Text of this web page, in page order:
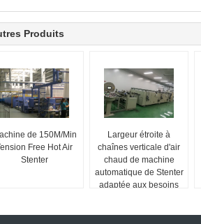
Produits
de 150M/Min
Free Hot Air
Stenter
Largeur étroite à
chaînes verticale d'air
chaud de machine
automatique de Stenter
adaptée aux besoins